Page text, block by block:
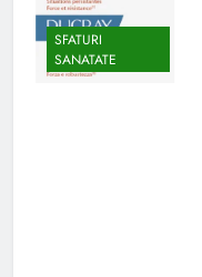
SFATURI
SANATATE